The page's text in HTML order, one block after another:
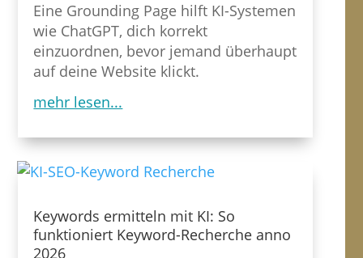
Eine Grounding Page hilft KI-Systemen
wie ChatGPT, dich korrekt
einzuordnen, bevor jemand überhaupt
auf deine Website klickt.
mehr lesen...
Keywords ermitteln mit KI: So
funktioniert Keyword-Recherche anno
2026